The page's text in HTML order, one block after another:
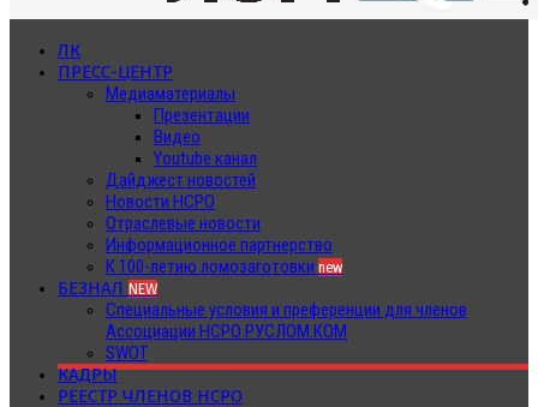
ЛК
ПРЕСС-ЦЕНТР
Медиаматериалы
Презентации
Видео
Youtube канал
Дайджест новостей
Новости НСРО
Отраслевые новости
Информационное партнерство
К 100-летию ломозаготовки new
БЕЗНАЛ NEW
Специальные условия и преференции для членов
Ассоциации НСРО РУСЛОМ.КОМ
SWOT
КАДРЫ
РЕЕСТР ЧЛЕНОВ НСРО